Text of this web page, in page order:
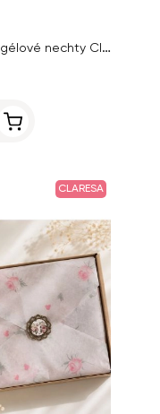
Sada nechtových prípravkov na gélové nechty Claresa
CLARESA